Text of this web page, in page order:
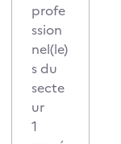
profe
ssion
nel(le)
s du
secte
ur
1